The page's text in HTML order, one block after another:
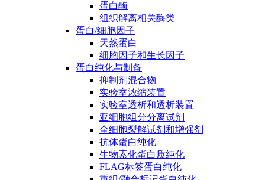
蛋白酶
组织解离相关酶类
蛋白/细胞因子
天然蛋白
细胞因子和生长因子
蛋白纯化与制备
抑制剂混合物
实验室浓缩装置
实验室透析和透析装置
亚细胞组分分离试剂
全细胞裂解试剂和增强剂
抗体蛋白纯化
生物素化蛋白质纯化
FLAG标签蛋白纯化